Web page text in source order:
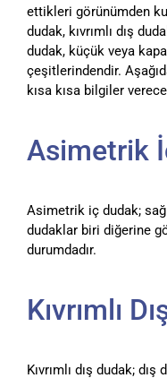
ettikleri görünümden
dudak, kıvrımlı dış
dudak, küçük veya
çeşitlerindendir.
kısa kısa bilgiler
Asimetrik
Asimetrik iç dudak;
dudaklar biri diğerine
durumdadır.
Kıvrımlı
Kıvrımlı dış dudak;